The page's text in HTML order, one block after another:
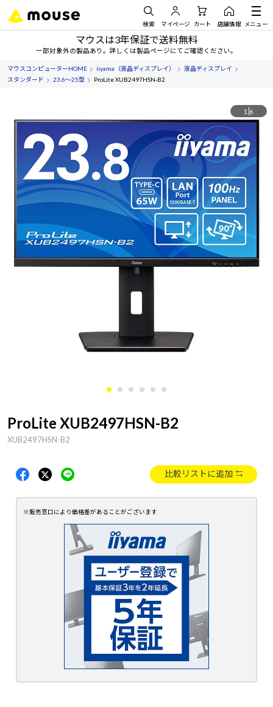
検索 マイページ カート 店舗情報 メニュー
マウスは3年保証で送料無料
一部対象外の製品あり。詳しくは製品ページにてご確認ください。
マウスコンピューターHOME iiyama（液晶ディスプレイ）
液晶ディスプレイ
スタンダード
23.6～25型 ProLite XUB2497HSN-B2
1 6
ProLite XUB2497HSN-B2
XUB2497HSN-B2
比較リストに追加